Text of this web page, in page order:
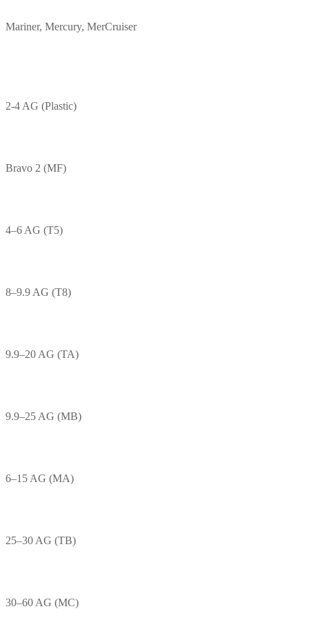
Mariner, Mercury, MerCruiser
2-4 AG (Plastic)
Bravo 2 (MF)
4–6 AG (T5)
8–9.9 AG (T8)
9.9–20 AG (TA)
9.9–25 AG (MB)
6–15 AG (MA)
25–30 AG (TB)
30–60 AG (MC)